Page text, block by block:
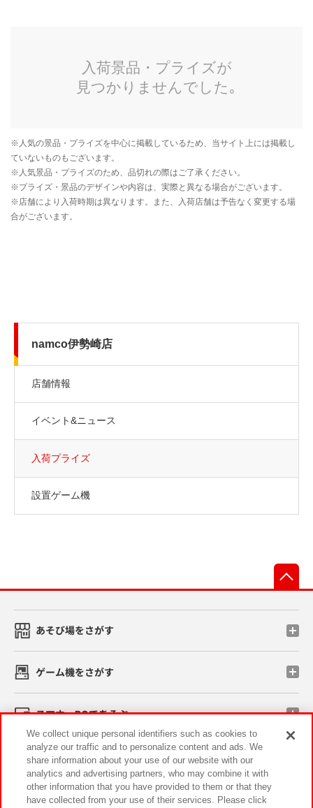
namco伊勢崎店
店舗情報
イベント&ニュース
入荷プライズ
設置ゲーム機
あそび場をさがす
ゲーム機をさがす
スマホ・PCであそぶ
イベント・キャンペーン
We collect unique personal identifiers such as cookies to
analyze our traffic and to personalize content and ads. We
share information about your use of our website with our
analytics and advertising partners, who may combine it with
other information that you have provided to them or that they
have collected from your use of their services. Please click